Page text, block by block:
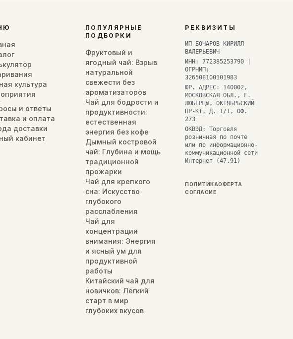
культура
и ответы
и оплата
доставки
кабинет
ПОПУЛЯРНЫЕ
ПОДБОРКИ
Фруктовый и
ягодный чай: Взрыв
натуральной
свежести без
ароматизаторов
Чай для бодрости и
продуктивности:
естественная
энергия без кофе
Дымный костровой
чай: Глубина и мощь
традиционной
прожарки
Чай для крепкого
сна: Искусство
глубокого
расслабления
Чай для
концентрации
внимания: Энергия
и ясный ум для
продуктивной
работы
Китайский чай для
новичков: Легкий
старт в мир
глубоких вкусов
РЕКВИЗИТЫ
ИП БОЧАРОВ КИРИЛЛ
ВАЛЕРЬЕВИЧ
ИНН: 772385253790 |
ОГРНИП:
326508100101983
ЮР. АДРЕС: 140002,
МОСКОВСКАЯ ОБЛ., Г.
ЛЮБЕРЦЫ, ОКТЯБРЬСКИЙ
ПР-КТ, Д. 1/1, ОФ.
273
ОКВЭД: Торговля
розничная по почте
или по информационно-
коммуникационной сети
Интернет (47.91)
ПОЛИТИКАОФЕРТА
СОГЛАСИЕ